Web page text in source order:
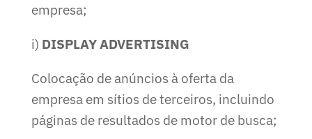
empresa;
i) DISPLAY ADVERTISING
Colocação de anúncios à oferta da
empresa em sítios de terceiros, incluindo
páginas de resultados de motor de busca;